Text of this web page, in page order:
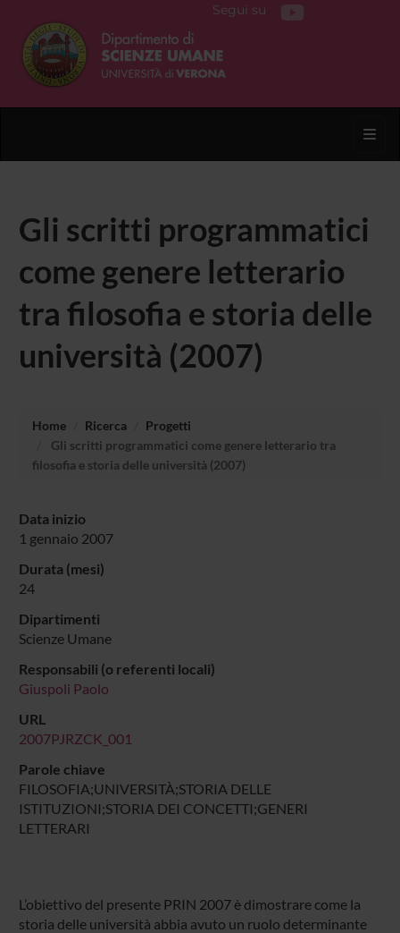
Segui su
Gli scritti programmatici
come genere letterario
tra filosofia e storia delle
università (2007)
Home Ricerca
Progetti
Gli scritti programmatici come genere letterario tra
filosofia e storia delle università (2007)
Data inizio
1 gennaio 2007
Durata (mesi)
24
Dipartimenti
Scienze Umane
Responsabili (o referenti locali)
Giuspoli Paolo
URL
2007PJRZCK_001
Parole chiave
FILOSOFIA;UNIVERSITÀ;STORIA DELLE
ISTITUZIONI;STORIA DEI CONCETTI;GENERI
LETTERARI
L’obiettivo del presente PRIN 2007 è dimostrare come la
storia delle università abbia avuto un ruolo determinante